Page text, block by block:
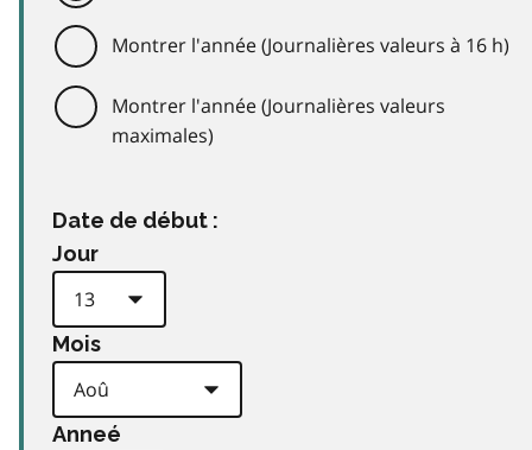
Montrer l'année (Journalières valeurs à 16 h)
Montrer l'année (Journalières valeurs
maximales)
Date de début :
Jour
Mois
Anneé